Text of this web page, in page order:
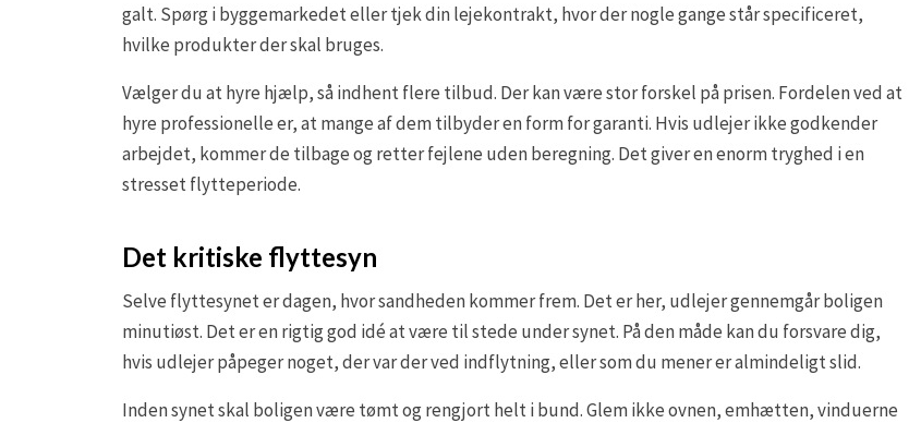
galt. Spørg i byggemarkedet eller tjek din lejekontrakt, hvor der nogle gange står specificeret,
hvilke produkter der skal bruges.
Vælger du at hyre hjælp, så indhent flere tilbud. Der kan være stor forskel på prisen. Fordelen ved at
hyre professionelle er, at mange af dem tilbyder en form for garanti. Hvis udlejer ikke godkender
arbejdet, kommer de tilbage og retter fejlene uden beregning. Det giver en enorm tryghed i en
stresset flytteperiode.
Det kritiske flyttesyn
Selve flyttesynet er dagen, hvor sandheden kommer frem. Det er her, udlejer gennemgår boligen
minutiøst. Det er en rigtig god idé at være til stede under synet. På den måde kan du forsvare dig,
hvis udlejer påpeger noget, der var der ved indflytning, eller som du mener er almindeligt slid.
Inden synet skal boligen være tømt og rengjort helt i bund. Glem ikke ovnen, emhætten, vinduerne